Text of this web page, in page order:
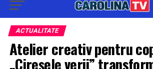
ACTUALITATE
Atelier creativ pentru
„Cireșele verii”